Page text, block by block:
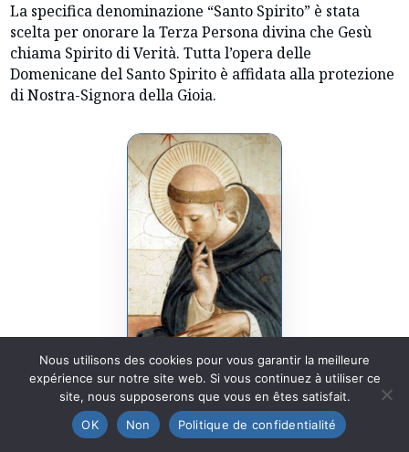
La specifica denominazione “Santo Spirito” è stata
scelta per onorare la Terza Persona divina che Gesù
chiama Spirito di Verità. Tutta l’opera delle
Domenicane del Santo Spirito è affidata alla protezione
di Nostra-Signora della Gioia.
Nous utilisons des cookies pour vous garantir la meilleure
expérience sur notre site web. Si vous continuez à utiliser ce
site, nous supposerons que vous en êtes satisfait.
OK
Non Politique de confidentialité